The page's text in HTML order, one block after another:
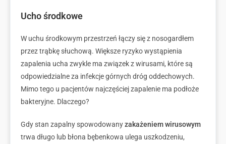
Ucho środkowe
W uchu środkowym przestrzeń łączy się z nosogardłem
przez trąbkę słuchową. Większe ryzyko wystąpienia
zapalenia ucha zwykle ma związek z wirusami, które są
odpowiedzialne za infekcje górnych dróg oddechowych.
Mimo tego u pacjentów najczęściej zapalenie ma podłoże
bakteryjne. Dlaczego?
Gdy stan zapalny spowodowanyzakażeniem wirusowym
trwa długo lub błona bębenkowa ulega uszkodzeniu,